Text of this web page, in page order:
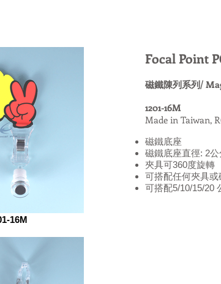
16M
Focal Point
磁鐵陳列系列/
1201-16M
Made in Taiwan,
磁鐵底座
磁鐵底座直徑: 2公
夾具可360度旋轉
可搭配任何夾具或
可搭配5/10/15/20